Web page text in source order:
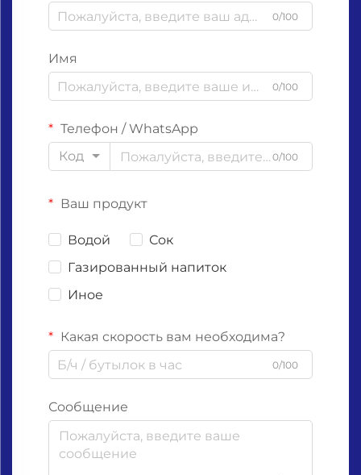
0/100
Имя
0/100
Телефон / WhatsApp
Код
0/100
Ваш продукт
Водой
Сок
Газированный напиток
Иное
Какая скорость вам необходима?
0/100
Сообщение